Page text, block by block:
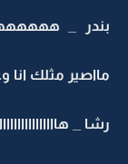
_
مثلك انا
_ هااااااااااااااااي